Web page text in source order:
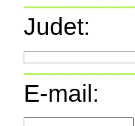
Judet:
E-mail: